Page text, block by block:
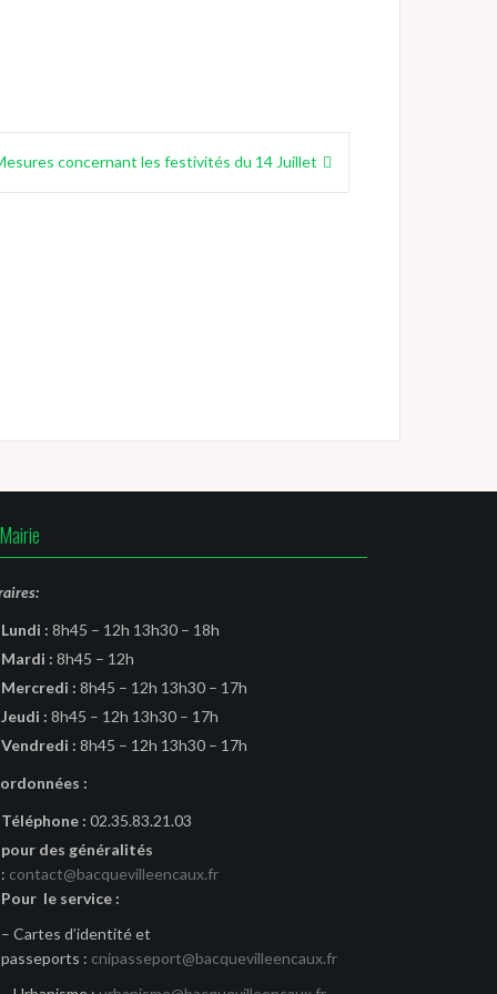
concernant les festivités du 14 Juillet
Lundi : 8h45 – 12h 13h30 – 18h
Mardi : 8h45 – 12h
Mercredi : 8h45 – 12h 13h30 – 17h
Jeudi : 8h45 – 12h 13h30 – 17h
Vendredi : 8h45 – 12h 13h30 – 17h
:
Téléphone : 02.35.83.21.03
pour des généralités
: contact@bacquevilleencaux.fr
Pour le service :
– Cartes d’identité et
passeports : cnipasseport@bacquevilleencaux.fr